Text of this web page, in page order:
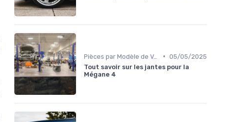
Pièces par Modèle de Voiture • 05/05/2025
Tout savoir sur les jantes pour la
Mégane 4